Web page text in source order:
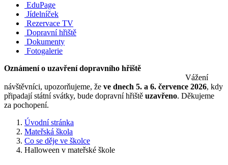
EduPage
Jídelníček
Rezervace TV
Dopravní hřiště
Dokumenty
Fotogalerie
Oznámení o uzavření dopravního hřiště
Vážení
návštěvníci, upozorňujeme, že ve dnech 5. a 6. července 2026, kdy
připadají státní svátky, bude dopravní hřiště uzavřeno. Děkujeme
za pochopení.
Úvodní stránka
Mateřská škola
Co se děje ve školce
Halloween v mateřské škole